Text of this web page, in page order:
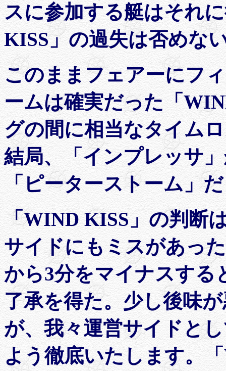
スに参加する艇はそれ
KISS」の過失は否めな
このままフェアーにフ
ームは確実だった「
グの間に相当なタイム
結局、「インプレッサ
「ピーターストーム」
「WIND KISS」の判断
サイドにもミスがあっ
から3分をマイナスする
了承を得た。少し後味
が、我々運営サイドと
よう徹底いたします。